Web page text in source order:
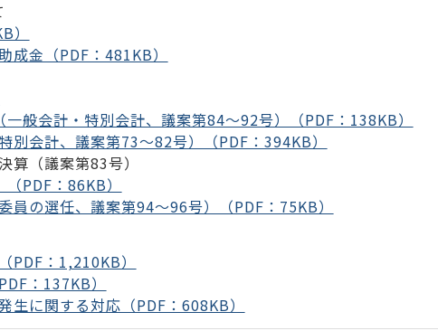
）
金（PDF：481KB）
般会計・特別会計、議案第84～92号）（PDF：138KB）
会計、議案第73～82号）（PDF：394KB）
（議案第83号）
PDF：86KB）
の選任、議案第94～96号）（PDF：75KB）
PDF：1,210KB）
：137KB）
に関する対応（PDF：608KB）